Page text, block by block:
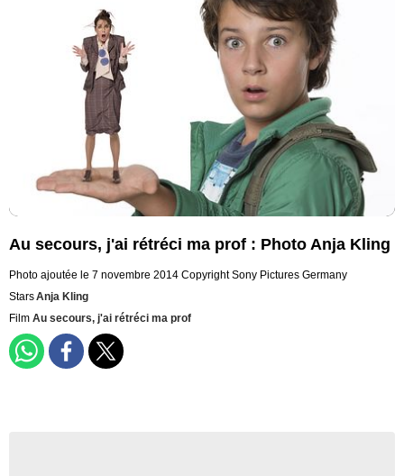
Au secours, j'ai rétréci ma prof : Photo Anja Kling
Photo ajoutée le 7 novembre 2014 Copyright Sony Pictures Germany
StarsAnja Kling
Film Au secours, j'ai rétréci ma prof